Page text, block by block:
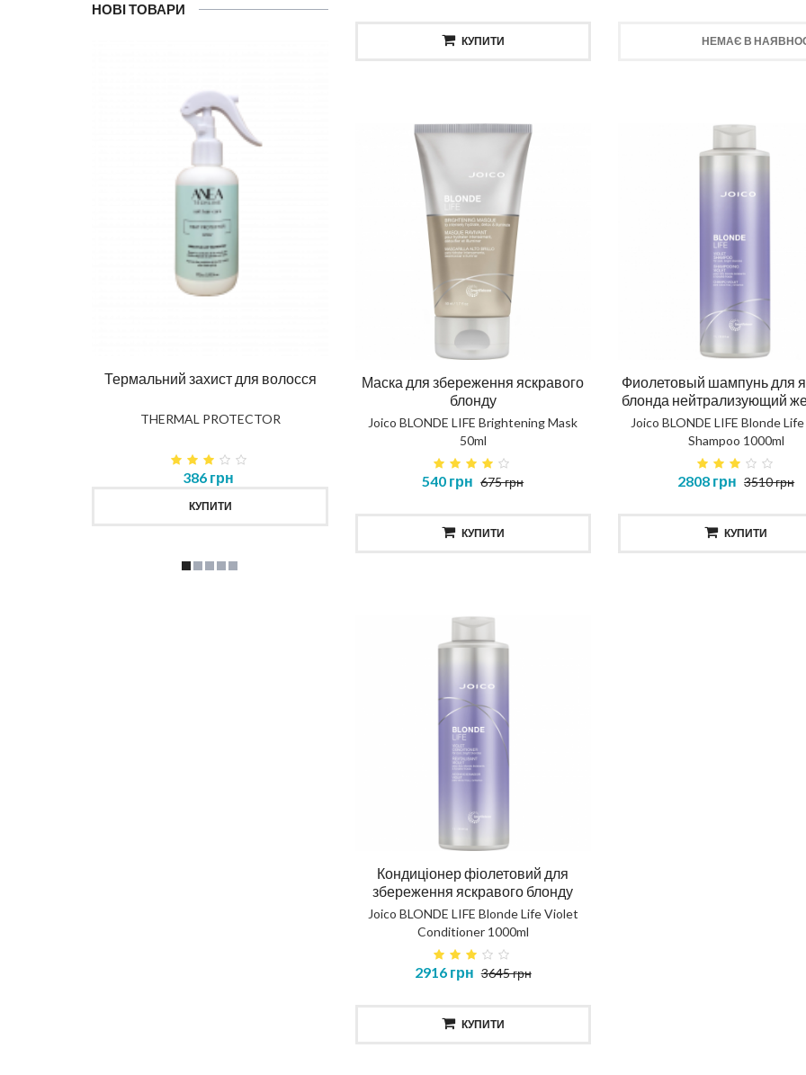
НОВІ ТОВАРИ
Термальний захист для волосся
THERMAL PROTECTOR
386 грн
КУПИТИ
Маска повне відновлення
DIAGNOSTIC TOTAL REPAIR MASK
414 грн
КУПИТИ
Шампунь повне
DIAGNOSTIC TOTAL
SHAMPOO
435 грн
КУПИТИ
КУПИТИ НЕМАЄ В
Маска для збереження яскравого
блонду
Joico BLONDE LIFE Brightening Mask
50ml
540 грн 675 грн
КУПИТИ
Фиолетовый шампунь для
блонда нейтрализующий
Joico BLONDE LIFE Blonde
Shampoo 1000ml
2808 грн 3510 грн
КУПИТИ
Кондиціонер фіолетовий для
збереження яскравого блонду
Joico BLONDE LIFE Blonde Life Violet
Conditioner 1000ml
2916 грн 3645 грн
КУПИТИ